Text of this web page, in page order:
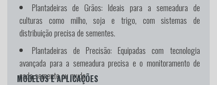
Plantadeiras de Grãos: Ideais para a semeadura de
culturas como milho, soja e trigo, com sistemas de
distribuição precisa de sementes.
Plantadeiras de Precisão: Equipadas com tecnologia
avançada para a semeadura precisa e o monitoramento de
cada semente ou muda.
MODELOS E APLICAÇÕES